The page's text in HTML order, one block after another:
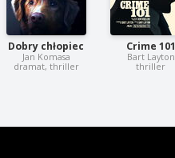
Dobry chłopiec
Jan Komasa
dramat, thriller
Crime 101
Bart Layton
thriller